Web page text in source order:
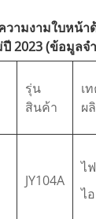
ามงามใบหน้า
2023 (ข้อมูลจ
รุ่น
สินค้า
เ
ผ
JY104A
ไ
ไ